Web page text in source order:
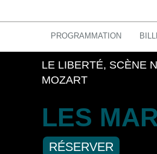
PROGRAMMATION
LE LIBERTÉ, SCÈNE
MOZART
LES
RÉSERVER